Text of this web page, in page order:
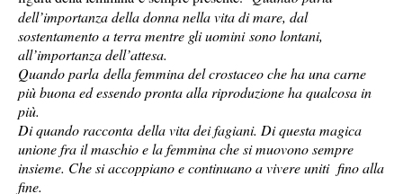
dell’importanza della donna nella vita di mare, dal
sostentamento a terra mentre gli uomini sono lontani,
all’importanza dell’attesa.
Quando parla della femmina del crostaceo che ha una carne
più buona ed essendo pronta alla riproduzione ha qualcosa in
più.
Di quando racconta della vita dei fagiani. Di questa magica
unione fra il maschio e la femmina che si muovono sempre
insieme. Che si accoppiano e continuano a vivere uniti fino alla
fine.